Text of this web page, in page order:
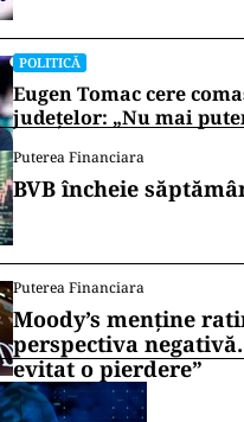
POLITICĂ
Eugen Tomac cere
județelor: „Nu mai
Puterea Financiara
BVB încheie
Puterea Financiara
Moody’s menține
perspectiva
evitat o pierdere”